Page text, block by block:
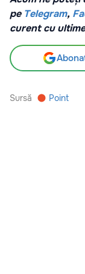
pe Telegram,
curent cu
Sursă Point